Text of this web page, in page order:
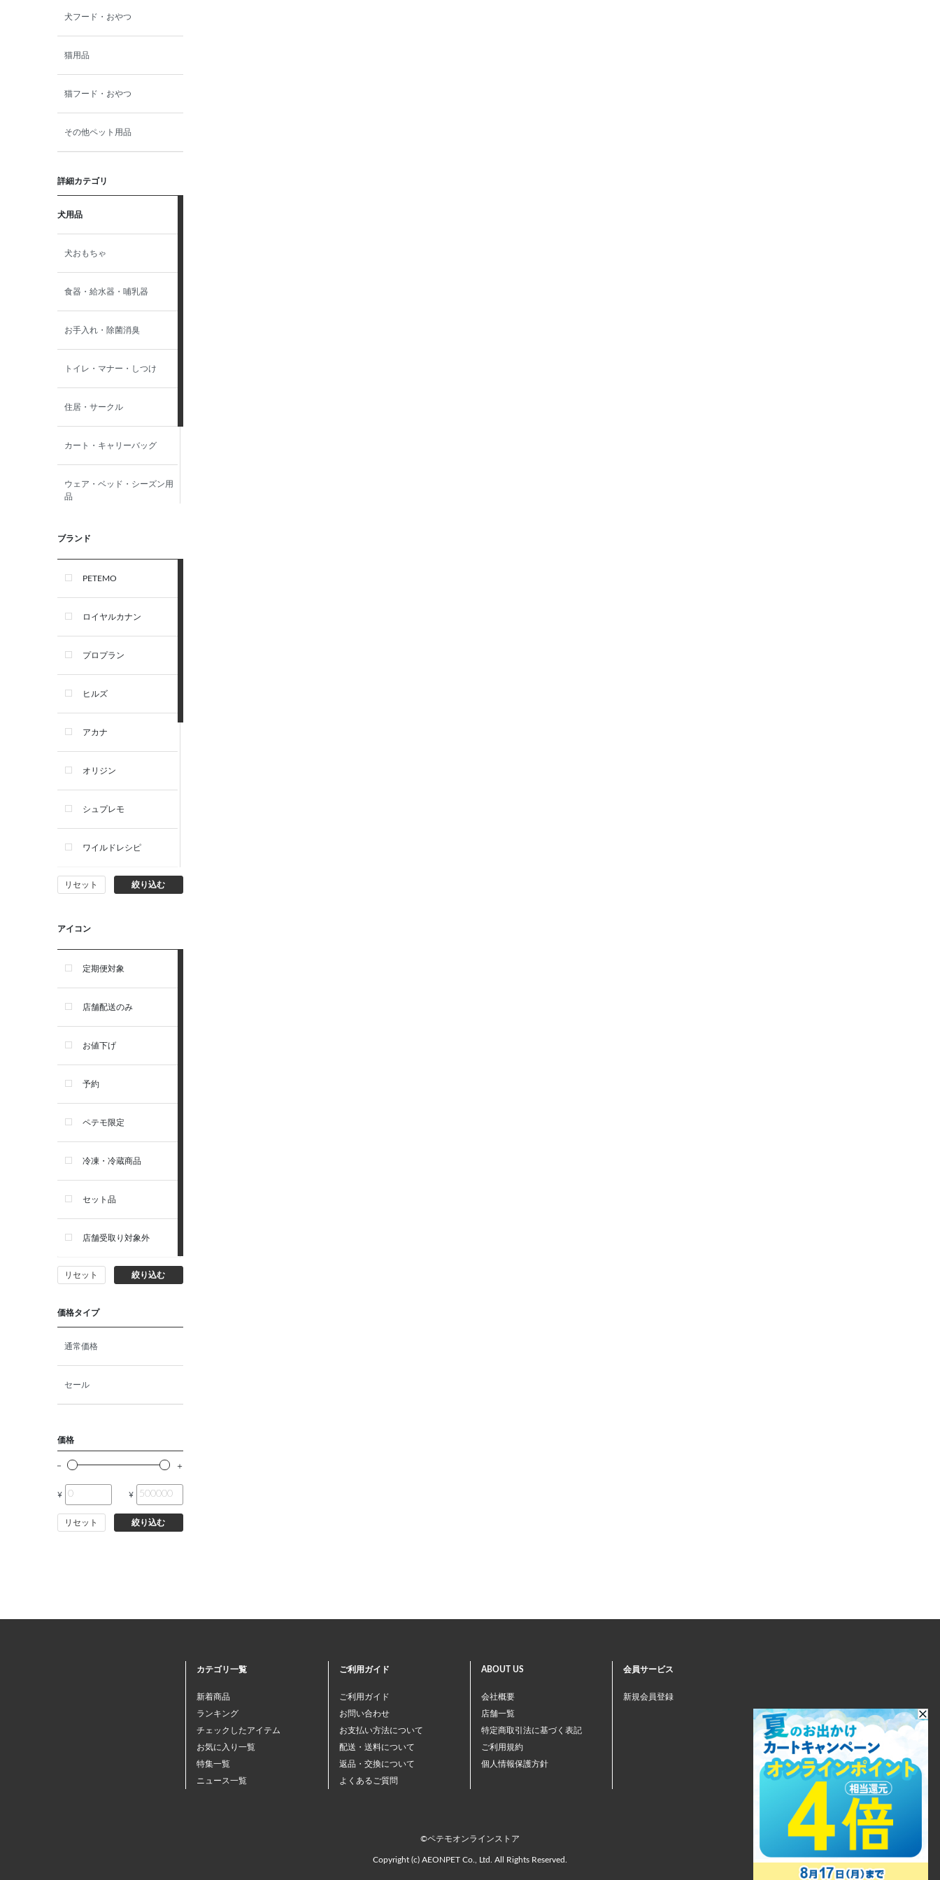
犬フード・おやつ
猫用品
猫フード・おやつ
その他ペット用品
詳細カテゴリ
犬用品
犬おもちゃ
食器・給水器・哺乳器
お手入れ・除菌消臭
トイレ・マナー・しつけ
住居・サークル
カート・キャリーバッグ
ウェア・ベッド・シーズン用
品
首輪・ハーネス(胴輪)・リー
ブランド
PETEMO
ロイヤルカナン
プロプラン
ヒルズ
アカナ
オリジン
シュプレモ
ワイルドレシピ
ナチュラルチョイス
ウェルネス
アーテミス
セレクトバランス
リガロ
ソルビダ
フィジカライフ
リセット 絞り込む
アイコン
定期便対象
店舗配送のみ
お値下げ
予約
ペテモ限定
冷凍・冷蔵商品
セット品
店舗受取り対象外
リセット 絞り込む
価格タイプ
通常価格
セール
価格
¥ ¥
リセット 絞り込む
カテゴリ一覧
新着商品
ランキング
チェックしたアイテム
お気に入り一覧
特集一覧
ニュース一覧
ご利用ガイド
ご利用ガイド
お問い合わせ
お支払い方法について
配送・送料について
返品・交換について
よくあるご質問
ABOUT US
会社概要
店舗一覧
特定商取引法に基づく表記
ご利用規約
個人情報保護方針
会員サービス
新規会員登録
©ペテモオンラインストア
Copyright (c) AEONPET Co., Ltd. All Rights Reserved.